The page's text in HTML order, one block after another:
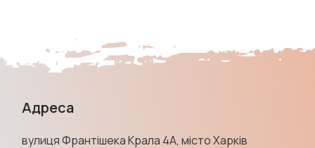
Адреса
вулиця Франтішека Крала 4А, місто Харків